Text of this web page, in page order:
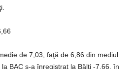
de 7,03, faţă de 6,86 din mediul
BAC s-a înregistrat la Bălţi -7,66, în